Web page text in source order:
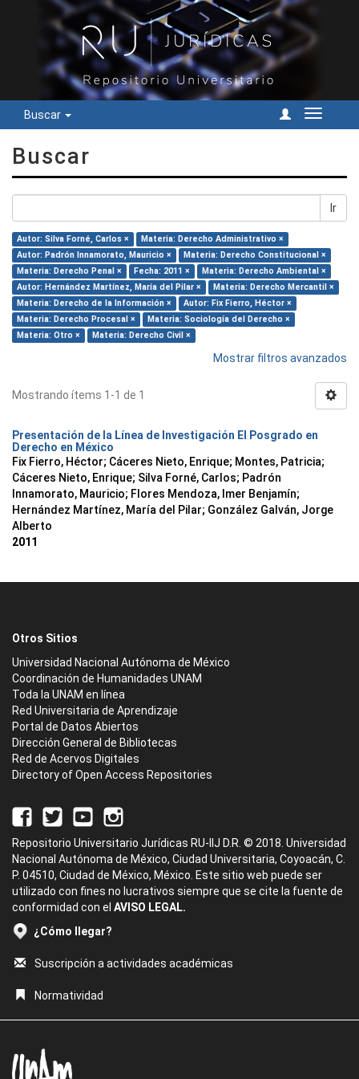
Buscar
Cambiar
Buscar
Ir
Autor: Silva Forné, Carlos ×
Materia: Derecho Administrativo ×
Autor: Padrón Innamorato, Mauricio ×
Materia: Derecho Constitucional ×
Materia: Derecho Penal ×
Fecha: 2011 ×
Materia: Derecho Ambiental ×
Autor: Hernández Martínez, María del Pilar ×
Materia: Derecho Mercantil ×
Materia: Derecho de la Información ×
Autor: Fix Fierro, Héctor ×
Materia: Derecho Procesal ×
Materia: Sociología del Derecho ×
Materia: Otro ×
Materia: Derecho Civil ×
Mostrar filtros avanzados
Mostrando ítems 1-1 de 1
Presentación de la Línea de Investigación El Posgrado en
Derecho en México
Fix Fierro, Héctor; Cáceres Nieto, Enrique; Montes, Patricia;
Cáceres Nieto, Enrique; Silva Forné, Carlos; Padrón
Innamorato, Mauricio; Flores Mendoza, Imer Benjamín;
Hernández Martínez, María del Pilar; González Galván, Jorge
Alberto
2011
Otros Sitios
Universidad Nacional Autónoma de México
Coordinación de Humanidades UNAM
Toda la UNAM en línea
Red Universitaria de Aprendizaje
Portal de Datos Abiertos
Dirección General de Bibliotecas
Red de Acervos Digitales
Directory of Open Access Repositories
Repositorio Universitario Jurídicas RU-IIJ D.R. © 2018. Universidad
Nacional Autónoma de México, Ciudad Universitaria, Coyoacán, C.
P. 04510, Ciudad de México, México. Este sitio web puede ser
utilizado con fines no lucrativos siempre que se cite la fuente de
conformidad con el AVISO LEGAL.
¿Cómo llegar?
Suscripción a actividades académicas
Normatividad